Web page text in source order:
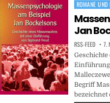
in
ROMANE UND
Jan
RSS-FEED 7.
Begriff
bezeichnet